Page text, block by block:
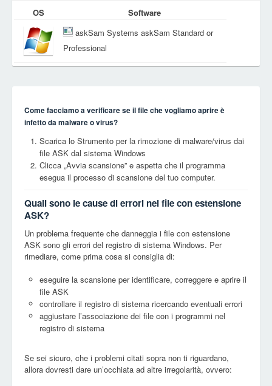
OS
Software
askSam Systems askSam Standard or
Professional
Come facciamo a verificare se il file che vogliamo aprire è
infetto da malware o virus?
Scarica lo Strumento per la rimozione di malware/virus dai
file ASK dal sistema Windows
Clicca „Avvia scansione” e aspetta che il programma
esegua il processo di scansione del tuo computer.
Quali sono le cause di errori nei file con estensione
ASK?
Un problema frequente che danneggia i file con estensione
ASK sono gli errori del registro di sistema Windows. Per
rimediare, come prima cosa si consiglia di:
eseguire la scansione per identificare, correggere e aprire il
file ASK
controllare il registro di sistema ricercando eventuali errori
aggiustare l’associazione dei file con i programmi nel
registro di sistema
Se sei sicuro, che i problemi citati sopra non ti riguardano,
allora dovresti dare un’occhiata ad altre irregolarità, ovvero: